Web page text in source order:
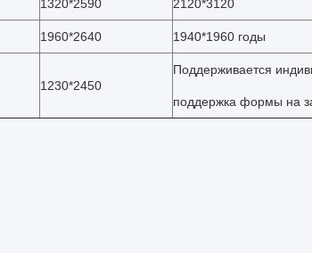
1320*2590 2120*3120
1960*2640 1940*1960 годы
1230*2450
Поддерживается
поддержка формы на